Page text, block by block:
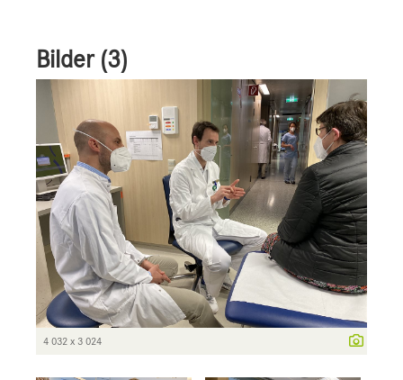
Bilder (3)
4 032 x 3 024